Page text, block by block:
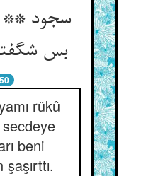
سجود **
بس
rükû
beni